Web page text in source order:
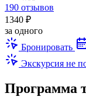
190 отзывов
1340 ₽
за одного
Бронировать
Экскурсия не
Программа